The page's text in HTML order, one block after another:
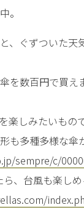
。
、ぐずついた天
を数百円で買え
楽しみたいもので
も多種多様な傘
sempre/c/
、台風も楽しめ